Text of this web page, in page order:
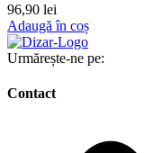
96,90 lei
Adaugă în coș
Urmărește-ne pe:
Contact